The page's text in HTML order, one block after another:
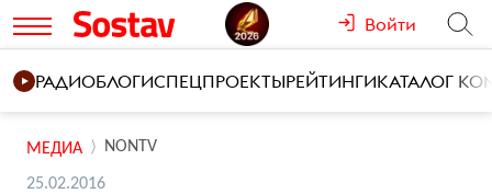
Войти
РАДИОБЛОГИСПЕЦПРОЕКТЫРЕЙТИНГИКАТАЛОГ
МЕДИА NONTV
25.02.2016